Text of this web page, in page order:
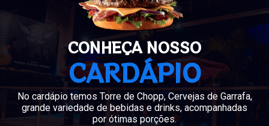
CONHEÇA NOSSO
CARDÁPIO
No cardápio temos Torre de Chopp, Cervejas de Garrafa,
grande variedade de bebidas e drinks, acompanhadas
por ótimas porções.